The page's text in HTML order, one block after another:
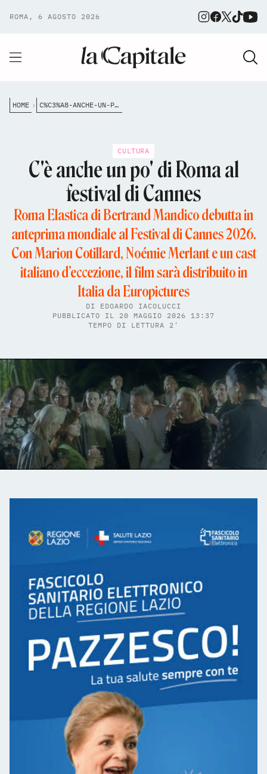
ROMA, 6 AGOSTO 2026
HOME C%C3%A8-ANCHE-UN-PO-DI-ROMA-AL-FESTIVAL-DI-CANNES
CULTURA
C'è anche un po' di Roma al
festival di Cannes
Roma Elastica di Bertrand Mandico debutta in
anteprima mondiale al Festival di Cannes 2026.
Con Marion Cotillard, Noémie Merlant e un cast
italiano d’eccezione, il film sarà distribuito in
Italia da Europictures
DI EDOARDO IACOLUCCI
PUBBLICATO IL 20 MAGGIO 2026 13:37
TEMPO DI LETTURA 2'